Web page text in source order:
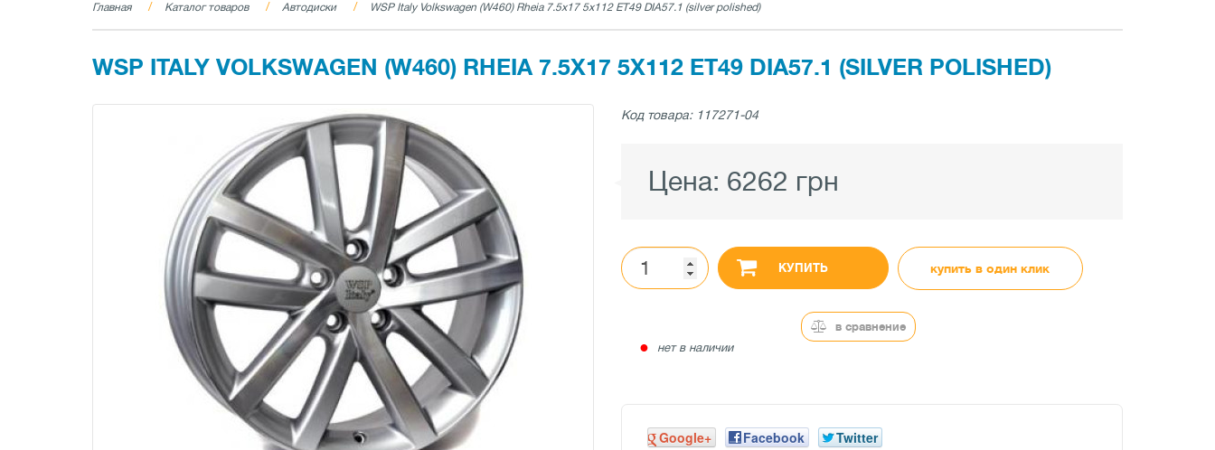
Главная Каталог товаров Автодиски WSP Italy Volkswagen (W460) Rheia 7.5x17 5x112 ET49 DIA57.1 (silver polished)
WSP ITALY VOLKSWAGEN (W460) RHEIA 7.5X17 5X112 ET49 DIA57.1 (SILVER POLISHED)
Код товара: 117271-04
Цена: 6262 грн
КУПИТЬ купить в один клик
● нет в наличии
в сравнение
Google+ Facebook Twitter